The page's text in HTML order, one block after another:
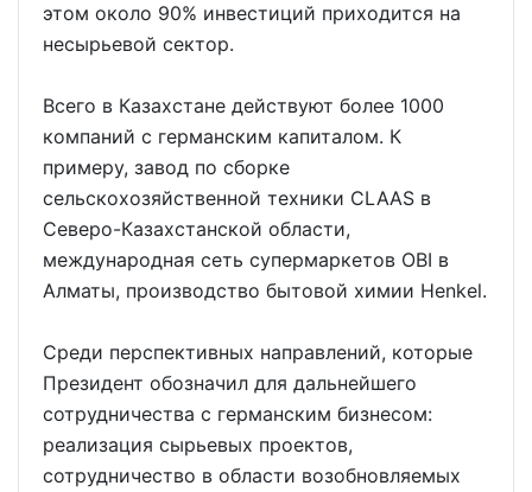
этом около 90% инвестиций приходится на
несырьевой сектор.
Всего в Казахстане действуют более 1000
компаний с германским капиталом. К
примеру, завод по сборке
сельскохозяйственной техники CLAAS в
Северо-Казахстанской области,
международная сеть супермаркетов OBI в
Алматы, производство бытовой химии Henkel.
Среди перспективных направлений, которые
Президент обозначил для дальнейшего
сотрудничества с германским бизнесом:
реализация сырьевых проектов,
сотрудничество в области возобновляемых